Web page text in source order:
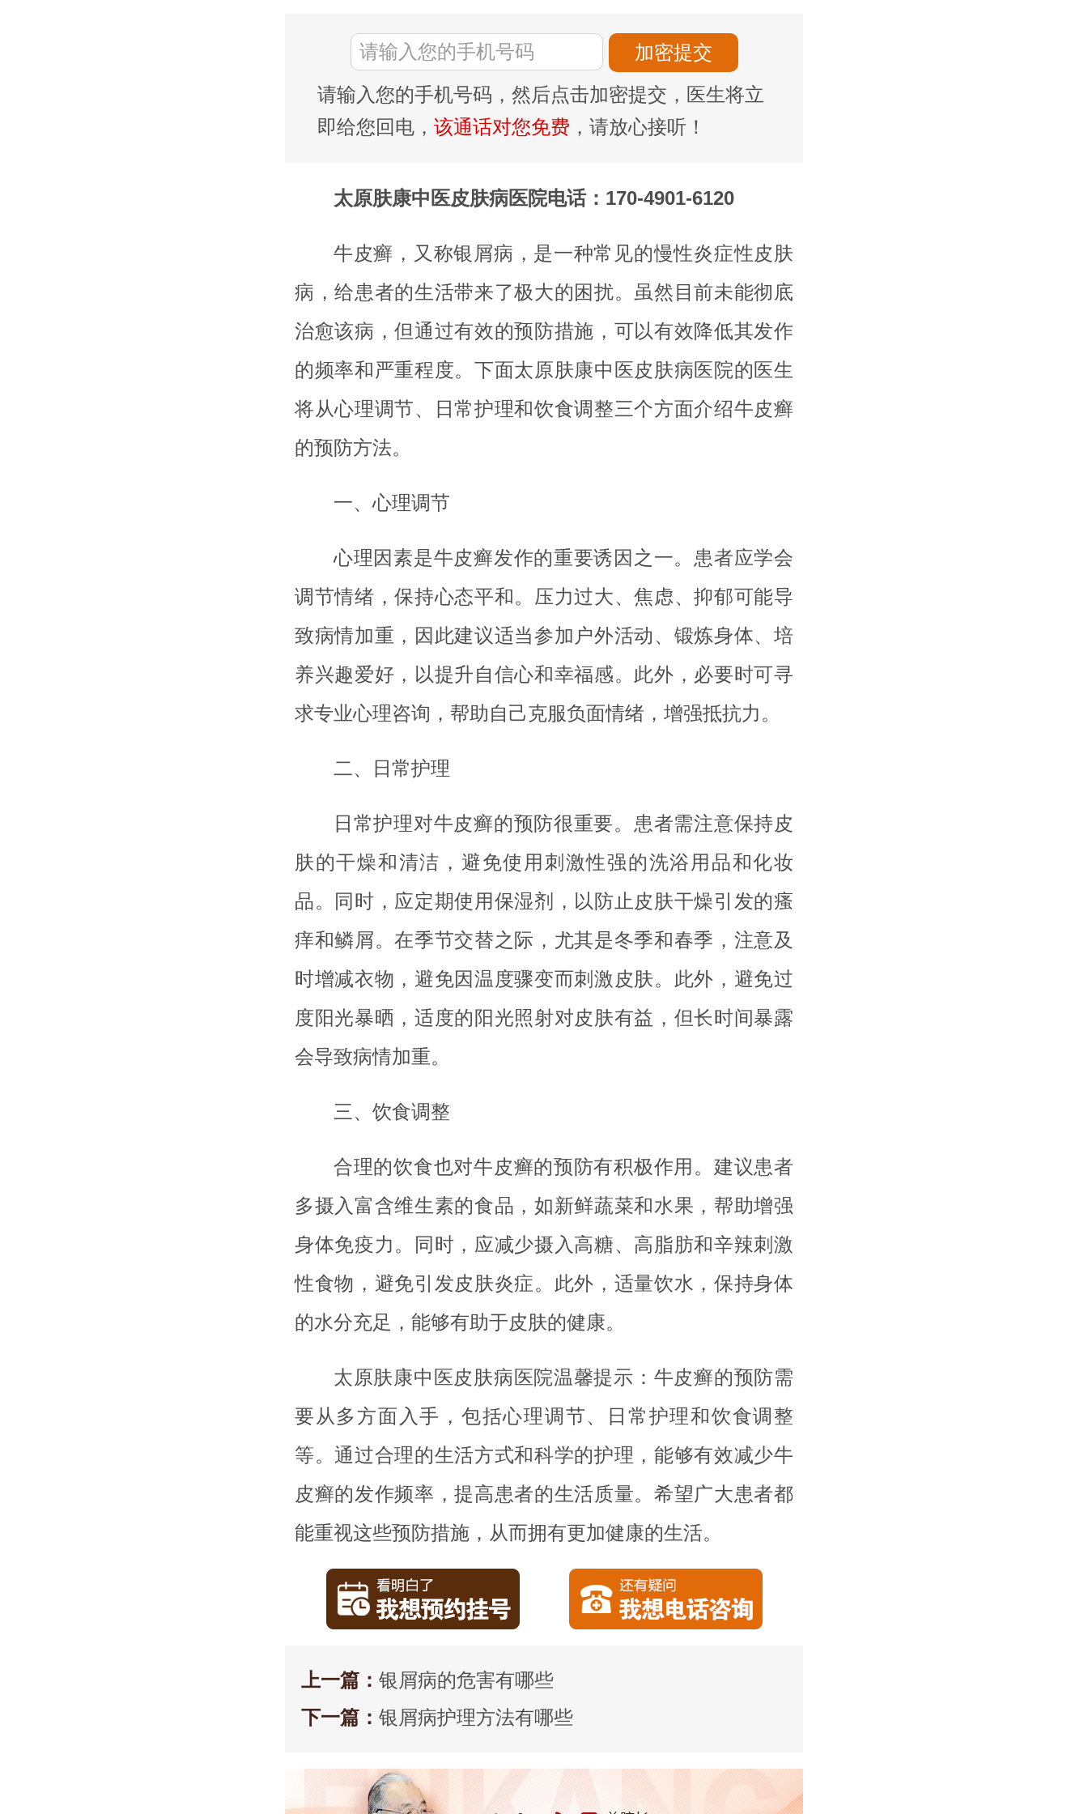
请输入您的手机号码，然后点击加密提交，医生将立
即给您回电， 该通话对您免费 ，请放心接听！
太原肤康中医皮肤病医院电话：170-4901-6120
牛皮癣，又称银屑病，是一种常见的慢性炎症性皮肤
病，给患者的生活带来了极大的困扰。虽然目前未能彻底
治愈该病，但通过有效的预防措施，可以有效降低其发作
的频率和严重程度。下面太原肤康中医皮肤病医院的医生
将从心理调节、日常护理和饮食调整三个方面介绍牛皮癣
的预防方法。
一、心理调节
心理因素是牛皮癣发作的重要诱因之一。患者应学会
调节情绪，保持心态平和。压力过大、焦虑、抑郁可能导
致病情加重，因此建议适当参加户外活动、锻炼身体、培
养兴趣爱好，以提升自信心和幸福感。此外，必要时可寻
求专业心理咨询，帮助自己克服负面情绪，增强抵抗力。
二、日常护理
日常护理对牛皮癣的预防很重要。患者需注意保持皮
肤的干燥和清洁，避免使用刺激性强的洗浴用品和化妆
品。同时，应定期使用保湿剂，以防止皮肤干燥引发的瘙
痒和鳞屑。在季节交替之际，尤其是冬季和春季，注意及
时增减衣物，避免因温度骤变而刺激皮肤。此外，避免过
度阳光暴晒，适度的阳光照射对皮肤有益，但长时间暴露
会导致病情加重。
三、饮食调整
合理的饮食也对牛皮癣的预防有积极作用。建议患者
多摄入富含维生素的食品，如新鲜蔬菜和水果，帮助增强
身体免疫力。同时，应减少摄入高糖、高脂肪和辛辣刺激
性食物，避免引发皮肤炎症。此外，适量饮水，保持身体
的水分充足，能够有助于皮肤的健康。
太原肤康中医皮肤病医院温馨提示：牛皮癣的预防需
要从多方面入手，包括心理调节、日常护理和饮食调整
等。通过合理的生活方式和科学的护理，能够有效减少牛
皮癣的发作频率，提高患者的生活质量。希望广大患者都
能重视这些预防措施，从而拥有更加健康的生活。
上一篇： 银屑病的危害有哪些
下一篇： 银屑病护理方法有哪些